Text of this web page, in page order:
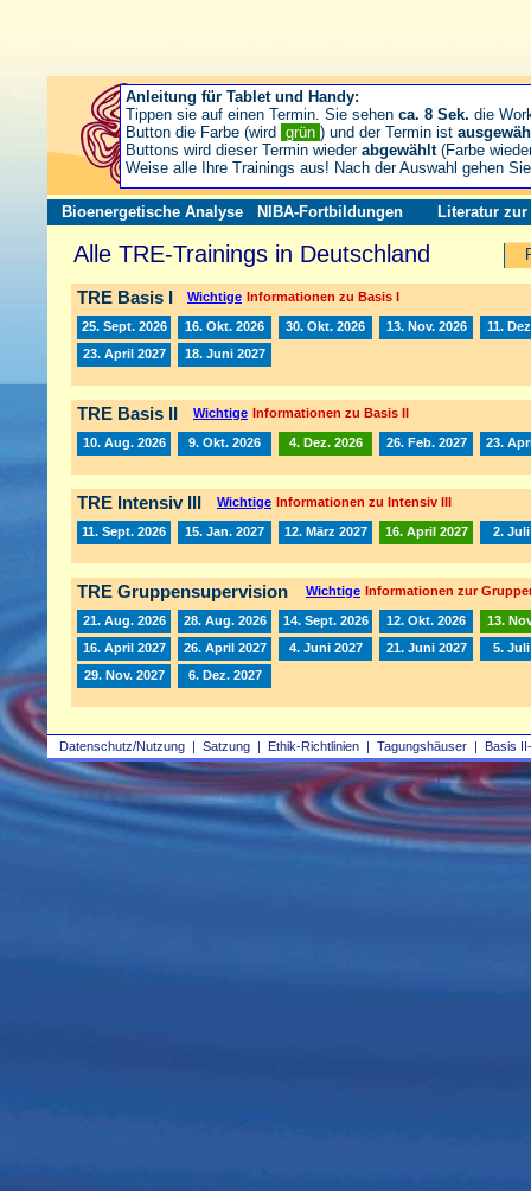
Datenschutz/Nutzung | Satzung | Ethik-Richtlinien | Tagungshäuser | Basis
Bioenergetische Analyse NIBA-Fortbildungen Literatur zur
Alle TRE-Trainings in Deutschland
TRE Basis I Wichtige Informationen zu Basis I
25. Sept. 2026 16. Okt. 2026 30. Okt. 2026 13. Nov. 2026
11.
23. April 2027
18. Juni 2027
TRE Basis II Wichtige Informationen zu Basis II
10. Aug. 2026 9. Okt. 2026 4. Dez. 2026 26. Feb. 2027 23.
TRE Intensiv III Wichtige Informationen zu Intensiv III
11. Sept. 2026 15. Jan. 2027 12. März 2027 16. April 2027 2. Juli
TRE Gruppensupervision Wichtige Informationen zur
21. Aug. 2026 28. Aug. 2026 14. Sept. 2026 12. Okt. 2026
13.
16. April 2027
26. April 2027 4. Juni 2027 21. Juni 2027
5. Juli
29. Nov. 2027
6. Dez. 2027
Anleitung für Tablet und Handy:
Tippen sie auf einen Termin. Sie sehen ca. 8 Sek. die
Button die Farbe (wird grün ) und der Termin ist
Buttons wird dieser Termin wieder abgewählt(Farbe
Weise alle Ihre Trainings aus! Nach der Auswahl gehen